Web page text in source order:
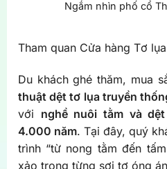
Ngắm nhìn phố cổ
Tham quan Cửa hàng Tơ lụa
Du khách ghé thăm, mua
thuật dệt tơ lụa truyền
với nghề nuôi tằm và
4.000 năm. Tại đây, quý
trình “từ nong tằm đến
xảo trong từng sợi tơ óng